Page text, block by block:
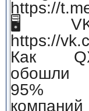
https://
🖥
https://
Как
обошли
95%
компаний